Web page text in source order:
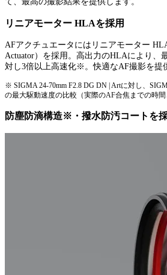
リニアモーター HLAを採用
AFアクチュエータにはリニアモーター
Actuator）を採用。高出力のHLAにより、
対し3倍以上高速化※。快適なAF撮影を提
※ SIGMA 24-70mm F2.8 DG DN | Artに対し、
の最大駆動速度の比較（実際のAF合焦までの時間
防塵防滴構造※・撥水防汚コートを